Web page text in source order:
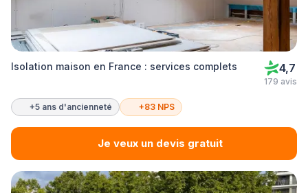
Isolation maison en France : services complets 4,7
179 avis
+5 ans d'ancienneté +83 NPS
Je veux un devis gratuit